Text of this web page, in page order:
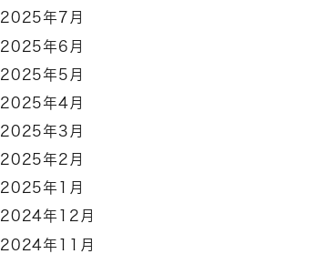
2025年7月
2025年6月
2025年5月
2025年4月
2025年3月
2025年2月
2025年1月
2024年12月
2024年11月